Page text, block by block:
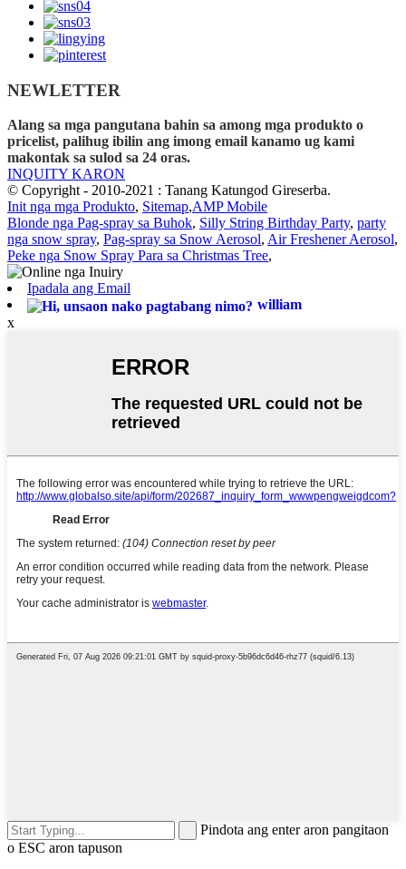
NEWLETTER
Alang sa mga pangutana bahin sa among mga produkto o
pricelist, palihug ibilin ang imong email kanamo ug kami
makontak sa sulod sa 24 oras.
INQUITY KARON
© Copyright - 2010-2021 : Tanang Katungod Gireserba.
Init nga mga Produkto, Sitemap,AMP Mobile
Blonde nga Pag-spray sa Buhok, Silly String Birthday Party, party
nga snow spray, Pag-spray sa Snow Aerosol, Air Freshener Aerosol,
Peke nga Snow Spray Para sa Christmas Tree,
Ipadala ang Email
william
x
Pindota ang enter aron pangitaon
o ESC aron tapuson